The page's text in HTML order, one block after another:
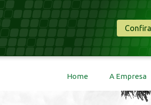
Home A Empresa